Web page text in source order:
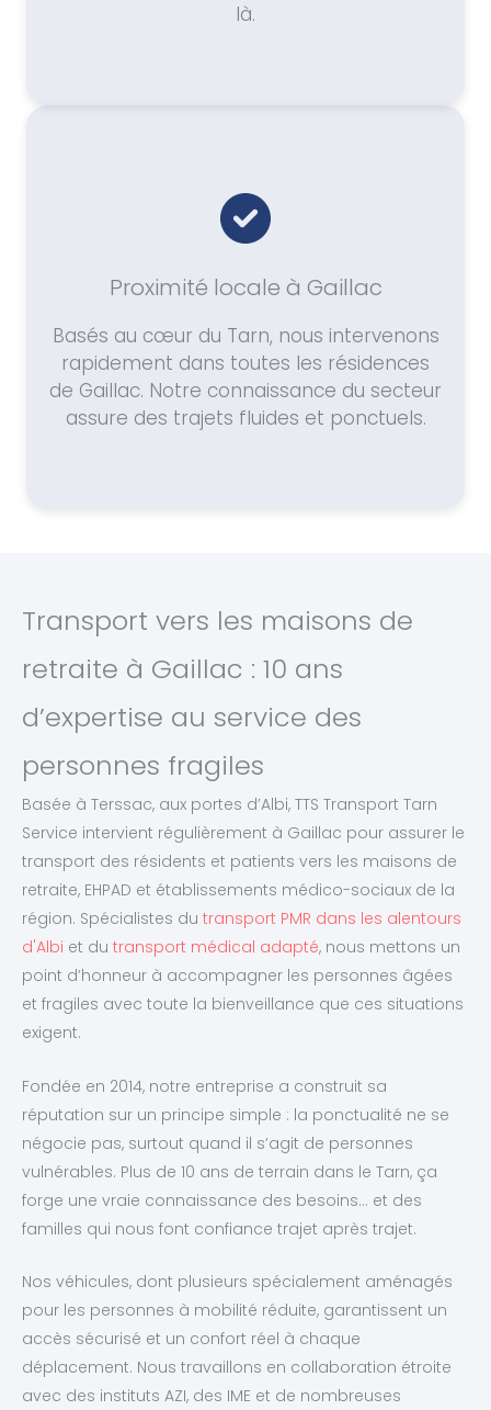
là.
Proximité locale à Gaillac
Basés au cœur du Tarn, nous intervenons
rapidement dans toutes les résidences
de Gaillac. Notre connaissance du secteur
assure des trajets fluides et ponctuels.
Transport vers les maisons de
retraite à Gaillac : 10 ans
d’expertise au service des
personnes fragiles
Basée à Terssac, aux portes d’Albi, TTS Transport Tarn
Service intervient régulièrement à Gaillac pour assurer le
transport des résidents et patients vers les maisons de
retraite, EHPAD et établissements médico-sociaux de la
région. Spécialistes du transport PMR dans les alentours
d'Albi et du transport médical adapté, nous mettons un
point d’honneur à accompagner les personnes âgées
et fragiles avec toute la bienveillance que ces situations
exigent.
Fondée en 2014, notre entreprise a construit sa
réputation sur un principe simple : la ponctualité ne se
négocie pas, surtout quand il s’agit de personnes
vulnérables. Plus de 10 ans de terrain dans le Tarn, ça
forge une vraie connaissance des besoins… et des
familles qui nous font confiance trajet après trajet.
Nos véhicules, dont plusieurs spécialement aménagés
pour les personnes à mobilité réduite, garantissent un
accès sécurisé et un confort réel à chaque
déplacement. Nous travaillons en collaboration étroite
avec des instituts AZI, des IME et de nombreuses